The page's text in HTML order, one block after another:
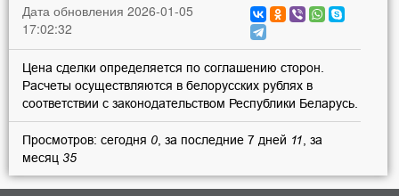
Дата обновления 2026-01-05
17:02:32
Цена сделки определяется по соглашению сторон.
Расчеты осуществляются в белорусских рублях в
соответствии с законодательством Республики Беларусь.
Просмотров: сегодня 0 , за последние 7 дней 11 , за
месяц 35